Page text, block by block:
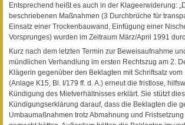
Entsprechend heißt es auch in der Klageerwiderung:
beschriebenen Maßnahmen (3 Durchbrüche für
Einsatz einer Trockenbauwand, Einfügung einer
Vorsprunges) wurden im Zeitraum März/April 1991
Kurz nach dem letzten Termin zur Beweisaufnahme
mündlichen Verhandlung im ersten Rechtszug am 2.
Klägerin gegenüber den Beklagten mit Schriftsatz
(Anlage K15, Bl. I/179 ff. d. A.) erneut die fristlose,
Kündigung des Mietverhältnisses erklärt. Sie stützt
Kündigungserklärung darauf, dass die Beklagten die
Umbaumaßnahmen trotz Abmahnung und